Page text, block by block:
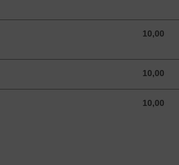
10,00
10,00 EUR
10,00
10,00 EUR
10,00
10,00 EUR